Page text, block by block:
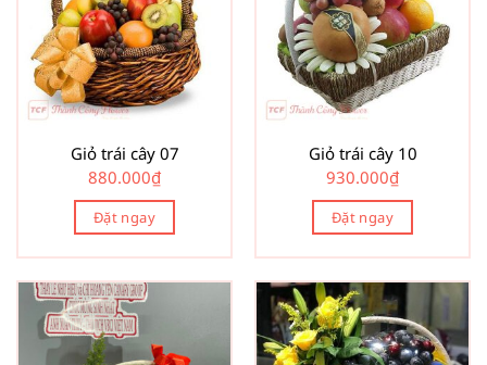
Giỏ trái cây 07
880.000₫
Đặt ngay
Giỏ trái cây 10
930.000₫
Đặt ngay